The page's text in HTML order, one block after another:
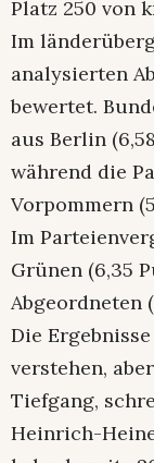
Platz 250 von
Im
analysierten
bewertet.
aus Berlin
während die
Vorpommern
Im
Grünen (6,35
Abgeordneten
Die
verstehen,
Tiefgang,
Heinrich-